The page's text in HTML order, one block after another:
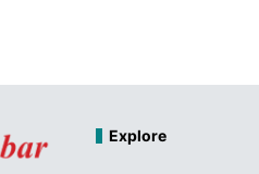
Explore